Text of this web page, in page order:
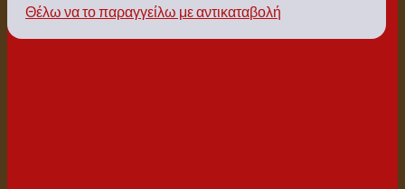
Θέλω να το παραγγείλω με αντικαταβολή